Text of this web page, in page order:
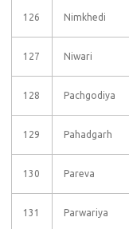
126 Nimkhedi
127 Niwari
128 Pachgodiya
129 Pahadgarh
130 Pareva
131 Parwariya